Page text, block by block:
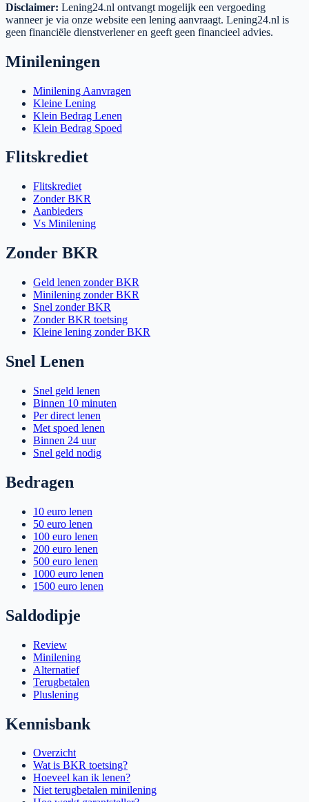
Disclaimer: Lening24.nl ontvangt mogelijk een vergoeding
wanneer je via onze website een lening aanvraagt. Lening24.nl is
geen financiële dienstverlener en geeft geen financieel advies.
Minileningen
Minilening Aanvragen
Kleine Lening
Klein Bedrag Lenen
Klein Bedrag Spoed
Flitskrediet
Flitskrediet
Zonder BKR
Aanbieders
Vs Minilening
Zonder BKR
Geld lenen zonder BKR
Minilening zonder BKR
Snel zonder BKR
Zonder BKR toetsing
Kleine lening zonder BKR
Snel Lenen
Snel geld lenen
Binnen 10 minuten
Per direct lenen
Met spoed lenen
Binnen 24 uur
Snel geld nodig
Bedragen
10 euro lenen
50 euro lenen
100 euro lenen
200 euro lenen
500 euro lenen
1000 euro lenen
1500 euro lenen
Saldodipje
Review
Minilening
Alternatief
Terugbetalen
Pluslening
Kennisbank
Overzicht
Wat is BKR toetsing?
Hoeveel kan ik lenen?
Niet terugbetalen minilening